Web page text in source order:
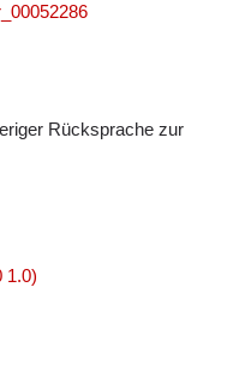
Rücksprache zur
1.0)